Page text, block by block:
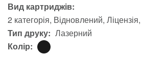
Вид картриджів:
2 категорія Відновлений Ліцензія
Тип друку: Лазерний
Колір: